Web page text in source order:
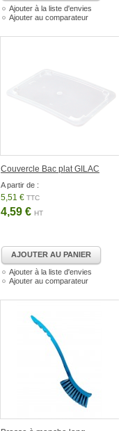
Ajouter à la liste d'envies
Ajouter au comparateur
Couvercle Bac plat GILAC
A partir de :
5,51 € TTC
4,59 € HT
AJOUTER AU PANIER
Ajouter à la liste d'envies
Ajouter au comparateur